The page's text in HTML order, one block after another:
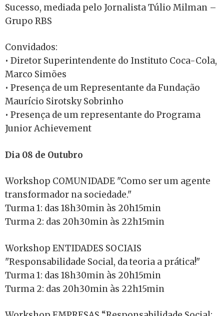
Sucesso, mediada pelo Jornalista Túlio Milman –
Grupo RBS
Convidados:
• Diretor Superintendente do Instituto Coca-Cola,
Marco Simões
• Presença de um Representante da Fundação
Maurício Sirotsky Sobrinho
• Presença de um representante do Programa
Junior Achievement
Dia 08 de Outubro
Workshop COMUNIDADE "Como ser um agente
transformador na sociedade."
Turma 1: das 18h30min às 20h15min
Turma 2: das 20h30min às 22h15min
Workshop ENTIDADES SOCIAIS
"Responsabilidade Social, da teoria a prática!"
Turma 1: das 18h30min às 20h15min
Turma 2: das 20h30min às 22h15min